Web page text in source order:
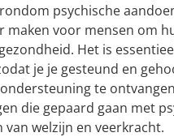
rondom psychische
maken voor mensen om
Het is
je je gesteund en
te
die gepaard gaan met
van welzijn en veerkracht.